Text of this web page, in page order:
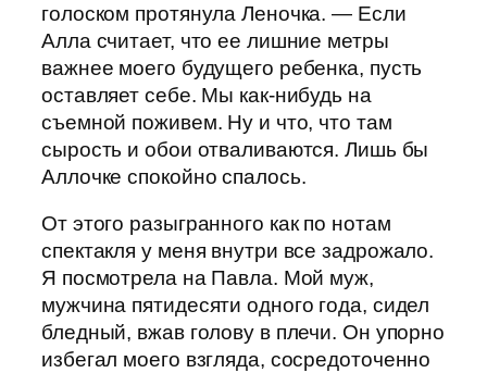
голоском протянула Леночка. — Если
Алла считает, что ее лишние метры
важнее моего будущего ребенка, пусть
оставляет себе. Мы как-нибудь на
съемной поживем. Ну и что, что там
сырость и обои отваливаются. Лишь бы
Аллочке спокойно спалось.
От этого разыгранного как по нотам
спектакля у меня внутри все задрожало.
Я посмотрела на Павла. Мой муж,
мужчина пятидесяти одного года, сидел
бледный, вжав голову в плечи. Он упорно
избегал моего взгляда, сосредоточенно